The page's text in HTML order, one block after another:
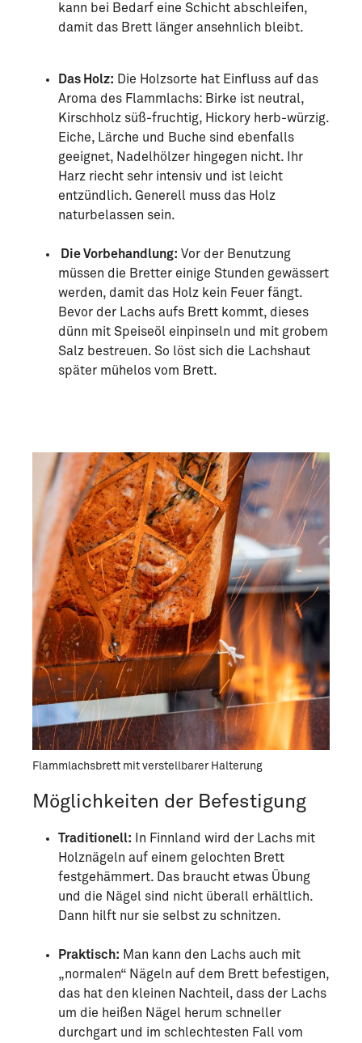
kann bei Bedarf eine Schicht abschleifen,
damit das Brett länger ansehnlich bleibt.
Das Holz: Die Holzsorte hat Einfluss auf das
Aroma des Flammlachs: Birke ist neutral,
Kirschholz süß-fruchtig, Hickory herb-würzig.
Eiche, Lärche und Buche sind ebenfalls
geeignet, Nadelhölzer hingegen nicht. Ihr
Harz riecht sehr intensiv und ist leicht
entzündlich. Generell muss das Holz
naturbelassen sein.
Die Vorbehandlung: Vor der Benutzung
müssen die Bretter einige Stunden gewässert
werden, damit das Holz kein Feuer fängt.
Bevor der Lachs aufs Brett kommt, dieses
dünn mit Speiseöl einpinseln und mit grobem
Salz bestreuen. So löst sich die Lachshaut
später mühelos vom Brett.
Flammlachsbrett mit verstellbarer Halterung
Möglichkeiten der Befestigung
Traditionell: In Finnland wird der Lachs mit
Holznägeln auf einem gelochten Brett
festgehämmert. Das braucht etwas Übung
und die Nägel sind nicht überall erhältlich.
Dann hilft nur sie selbst zu schnitzen.
Praktisch: Man kann den Lachs auch mit
„normalen“ Nägeln auf dem Brett befestigen,
das hat den kleinen Nachteil, dass der Lachs
um die heißen Nägel herum schneller
durchgart und im schlechtesten Fall vom